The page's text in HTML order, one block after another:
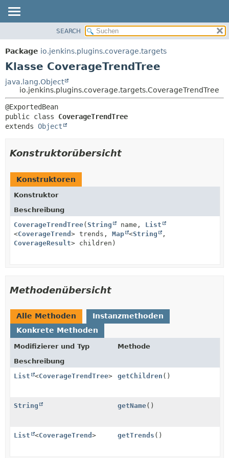
PACKAGE
KLASSE
BAUM
VERALTET
INDEX
METHODE
SEARCH
Package io.jenkins.plugins.coverage.targets
Klasse CoverageTrendTree
java.lang.Object
io.jenkins.plugins.coverage.targets.CoverageTrendTree
public class CoverageTrendTree
extends Object
Konstruktorübersicht
Konstruktoren
Konstruktor
Beschreibung
CoverageTrendTree(String name, List
<CoverageTrend > trends, Map <String
,
CoverageResult> children)
Methodenübersicht
Alle Methoden
Instanzmethoden
Konkrete Methoden
Modifizierer und Typ
Methode
Beschreibung
List
<CoverageTrendTree> getChildren ()
String getName()
List <CoverageTrend > getTrends ()